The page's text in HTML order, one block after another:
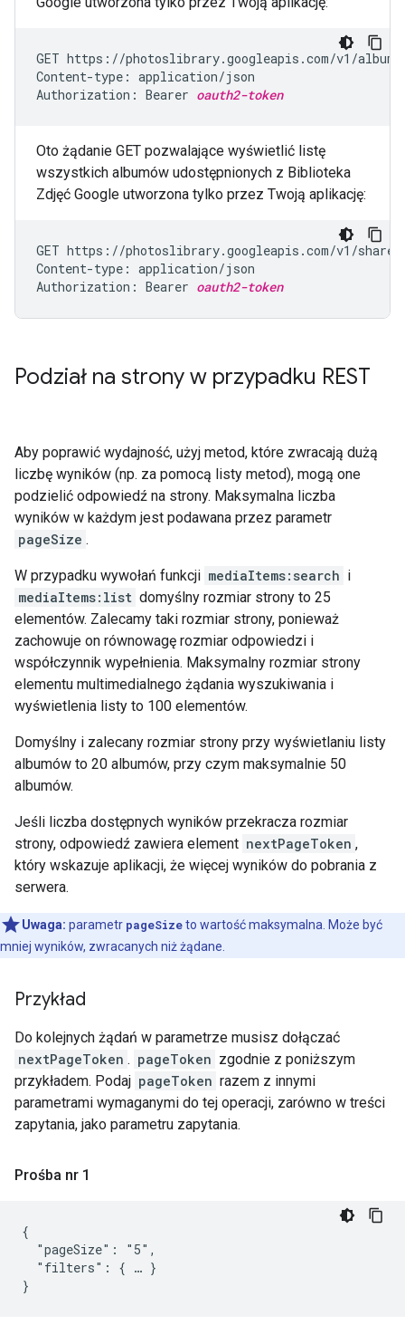
GET https://photoslibrary.googleapis.com/v1/
Content-type: application/json
Authorization: Bearer oauth2-token
Oto żądanie GET pozwalające wyświetlić listę
wszystkich albumów udostępnionych z Biblioteka
Zdjęć Google utworzona tylko przez Twoją aplikację:
GET https://photoslibrary.googleapis.com/v1/
Content-type: application/json
Authorization: Bearer oauth2-token
Podział na strony w przypadku REST
Aby poprawić wydajność, użyj metod, które zwracają dużą
liczbę wyników (np. za pomocą listy metod), mogą one
podzielić odpowiedź na strony. Maksymalna liczba
wyników w każdym jest podawana przez parametr
pageSize .
W przypadku wywołań funkcji mediaItems:search i
mediaItems:list domyślny rozmiar strony to 25
elementów. Zalecamy taki rozmiar strony, ponieważ
zachowuje on równowagę rozmiar odpowiedzi i
współczynnik wypełnienia. Maksymalny rozmiar strony
elementu multimedialnego żądania wyszukiwania i
wyświetlenia listy to 100 elementów.
Domyślny i zalecany rozmiar strony przy wyświetlaniu listy
albumów to 20 albumów, przy czym maksymalnie 50
albumów.
Jeśli liczba dostępnych wyników przekracza rozmiar
strony, odpowiedź zawiera element nextPageToken ,
który wskazuje aplikacji, że więcej wyników do pobrania z
serwera.
Uwaga: parametr pageSizeto wartość maksymalna. Może być
mniej wyników, zwracanych niż żądane.
Przykład
Do kolejnych żądań w parametrze musisz dołączać
nextPageToken . pageToken zgodnie z poniższym
przykładem. Podaj pageToken razem z innymi
parametrami wymaganymi do tej operacji, zarówno w treści
zapytania, jako parametru zapytania.
Prośba nr 1
{
  "pageSize": "5",
  "filters": { … }
}